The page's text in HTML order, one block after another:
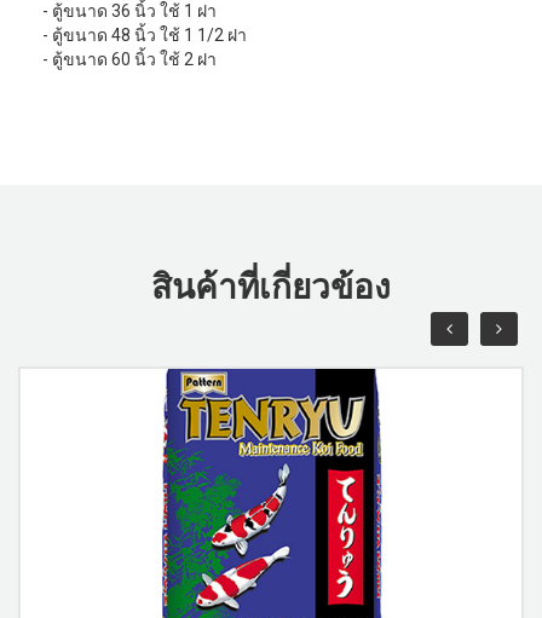
- ตู้ขนาด 36 นิ้ว ใช้ 1 ฝา
- ตู้ขนาด 48 นิ้ว ใช้ 1 1/2 ฝา
- ตู้ขนาด 60 นิ้ว ใช้ 2 ฝา
สินค้าที่เกี่ยวข้อง